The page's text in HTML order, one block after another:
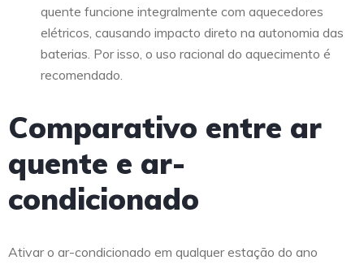
quente funcione integralmente com aquecedores
elétricos, causando impacto direto na autonomia das
baterias. Por isso, o uso racional do aquecimento é
recomendado.
Comparativo entre ar
quente e ar-
condicionado
Ativar o ar-condicionado em qualquer estação do ano